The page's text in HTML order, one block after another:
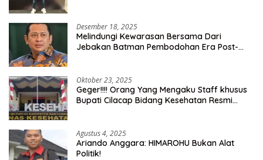
Desember 18, 2025
Melindungi Kewarasan Bersama Dari
Jebakan Batman Pembodohan Era Post-
Oktober 23, 2025
Geger!!!! Orang Yang Mengaku Staff khusus
Bupati Cilacap Bidang Kesehatan Resmi
Agustus 4, 2025
Ariando Anggara: HIMAROHU Bukan Alat
Politik!